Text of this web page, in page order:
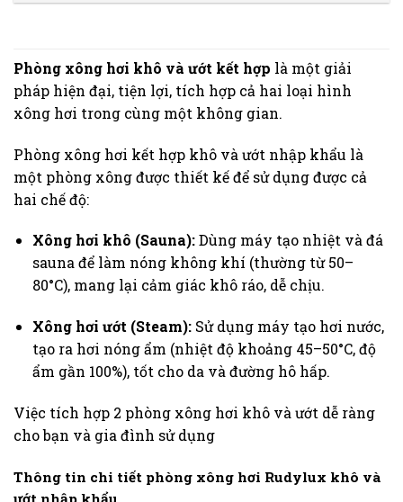
Phòng xông hơi khô và ướt kết hợp là một giải
pháp hiện đại, tiện lợi, tích hợp cả hai loại hình
xông hơi trong cùng một không gian.
Phòng xông hơi kết hợp khô và ướt nhập khẩu là
một phòng xông được thiết kế để sử dụng được cả
hai chế độ:
Xông hơi khô (Sauna):Dùng máy tạo nhiệt và đá
sauna để làm nóng không khí (thường từ 50–
80°C), mang lại cảm giác khô ráo, dễ chịu.
Xông hơi ướt (Steam):Sử dụng máy tạo hơi nước,
tạo ra hơi nóng ẩm (nhiệt độ khoảng 45–50°C, độ
ẩm gần 100%), tốt cho da và đường hô hấp.
Việc tích hợp 2 phòng xông hơi khô và ướt dễ ràng
cho bạn và gia đình sử dụng
Thông tin chi tiết phòng xông hơi Rudylux khô và
ướt nhập khẩu